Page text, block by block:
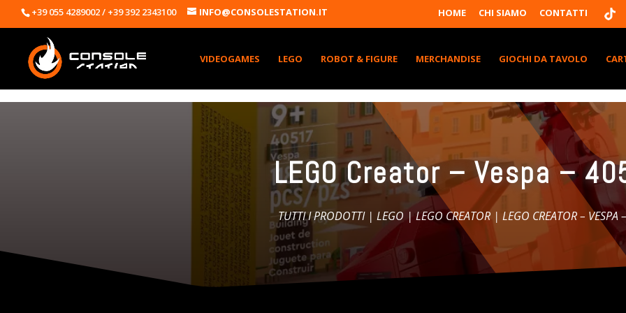
+39 055 4289002 / +39 392 2343100 INFO@CONSOLESTATION.IT HOME CHI SIAMO CONTATTI
K
K
VIDEOGAMES LEGO ROBOT & FIGURE MERCHANDISE GIOCHI DA TAVOLO
LEGO Creator – Vespa –
TUTTI I PRODOTTI| LEGO | LEGO CREATOR| LEGO CREATOR – VESPA